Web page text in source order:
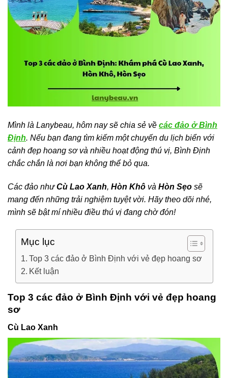
Mình là Lanybeau, hôm nay sẽ chia sẻ về các đảo ở Bình
Định. Nếu bạn đang tìm kiếm một chuyến du lịch biển với
cảnh đẹp hoang sơ và nhiều hoạt động thú vị, Bình Định
chắc chắn là nơi bạn không thể bỏ qua.
Các đảo nhưCù Lao Xanh, Hòn Khô và Hòn Sẹo sẽ
mang đến những trải nghiệm tuyệt vời. Hãy theo dõi nhé,
mình sẽ bật mí nhiều điều thú vị đang chờ đón!
Mục lục
Top 3 các đảo ở Bình Định với vẻ đẹp hoang sơ
Kết luận
Top 3 các đảo ở Bình Định với vẻ đẹp hoang
sơ
Cù Lao Xanh